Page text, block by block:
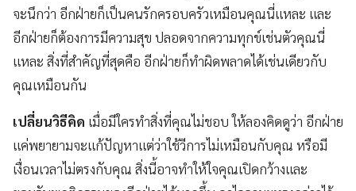
จะนึกว่า อีกฝ่ายก็เป็นคนรักครอบครัวเหมือนคุณนี่แหละ และ
อีกฝ่ายก็ต้องการมีความสุข ปลอดจากความทุกข์เช่นตัวคุณนี่
แหละ สิ่งที่สำคัญที่สุดคือ อีกฝ่ายก็ทำผิดพลาดได้เช่นเดียวกับ
คุณเหมือนกัน
เปลี่ยนวิธีคิด เมื่อมีใครทำสิ่งที่คุณไม่ชอบ ให้ลองคิดดูว่า อีกฝ่าย
แค่พยายามจะแก้ปัญหาแต่ว่าใช้วีการไม่เหมือนกับคุณ หรือมี
เงื่อนเวลาไม่ตรงกับคุณ สิ่งนี้อาจทำให้ใจคุณเปิดกว้างและ